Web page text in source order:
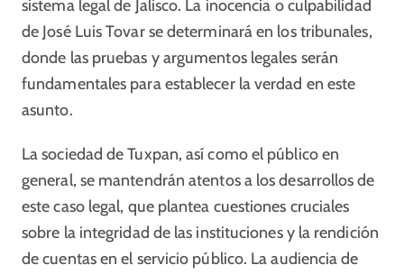
sistema legal de Jalisco. La inocencia o culpabilidad
de José Luis Tovar se determinará en los tribunales,
donde las pruebas y argumentos legales serán
fundamentales para establecer la verdad en este
asunto.
La sociedad de Tuxpan, así como el público en
general, se mantendrán atentos a los desarrollos de
este caso legal, que plantea cuestiones cruciales
sobre la integridad de las instituciones y la rendición
de cuentas en el servicio público. La audiencia de